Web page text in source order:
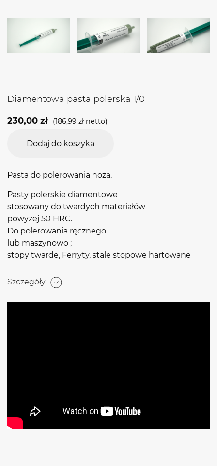
Diamentowa pasta polerska 1/0
230,00 zł (186,99 zł netto)
Dodaj do koszyka
Pasta do polerowania noża.
Pasty polerskie diamentowe
stosowany do twardych materiałów
powyżej 50 HRC.
Do polerowania ręcznego
lub maszynowo ;
stopy twarde, Ferryty, stale stopowe hartowane
Szczegóły